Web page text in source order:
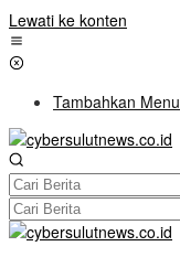
Lewati ke konten
Tambahkan Menu